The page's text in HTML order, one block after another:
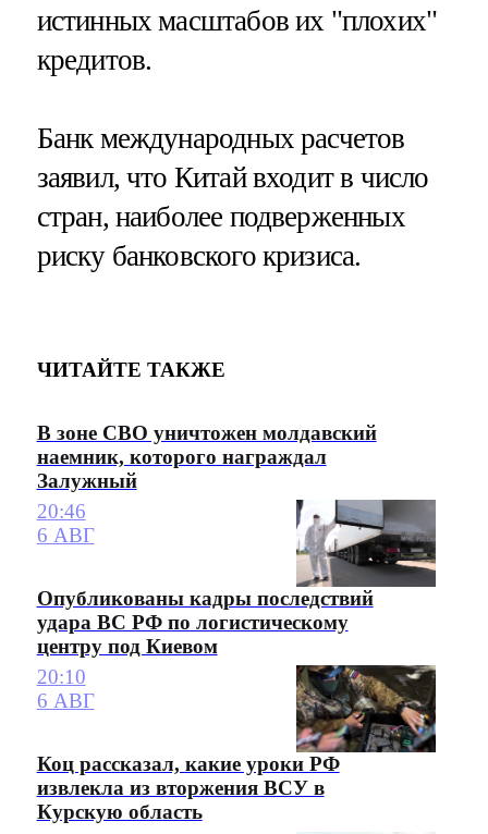
истинных масштабов их "плохих"
кредитов.
Банк международных расчетов
заявил, что Китай входит в число
стран, наиболее подверженных
риску банковского кризиса.
ЧИТАЙТЕ ТАКЖЕ
В зоне СВО уничтожен молдавский
наемник, которого награждал
Залужный
20:46
6 АВГ
Опубликованы кадры последствий
удара ВС РФ по логистическому
центру под Киевом
20:10
6 АВГ
Коц рассказал, какие уроки РФ
извлекла из вторжения ВСУ в
Курскую область